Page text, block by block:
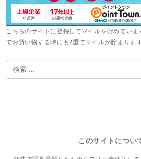
こちらのサイトに登録してマイルを貯めてい
でお買い物する時にも2重でマイルが貯まりま
検
索
このサイトについ